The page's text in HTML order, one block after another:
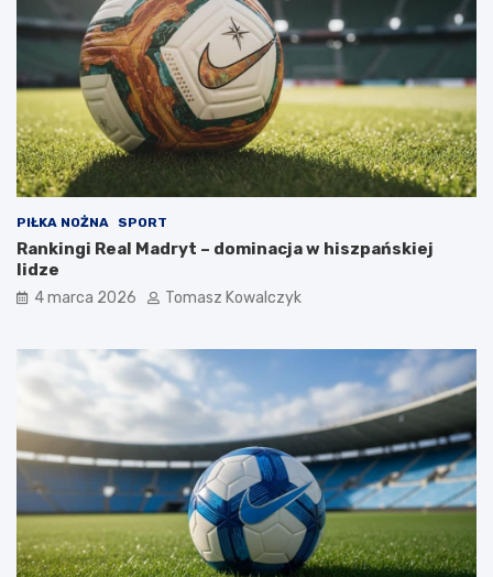
PIŁKA NOŻNA SPORT
Rankingi Real Madryt – dominacja w hiszpańskiej
lidze
4 marca 2026 Tomasz Kowalczyk